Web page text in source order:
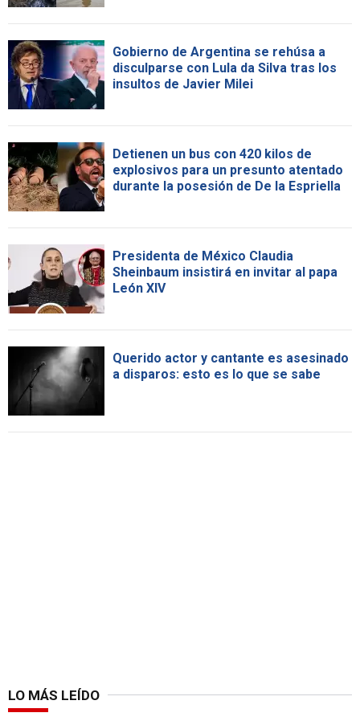
Gobierno de Argentina se rehúsa a
disculparse con Lula da Silva tras los
insultos de Javier Milei
Detienen un bus con 420 kilos de
explosivos para un presunto atentado
durante la posesión de De la Espriella
Presidenta de México Claudia
Sheinbaum insistirá en invitar al papa
León XIV
Querido actor y cantante es asesinado
a disparos: esto es lo que se sabe
LO MÁS LEÍDO